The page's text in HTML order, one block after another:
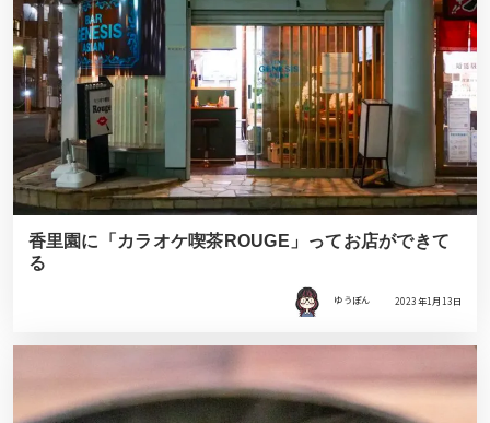
香里園に「カラオケ喫茶ROUGE」ってお店ができて
る
ゆうぽん 2023年1月13日